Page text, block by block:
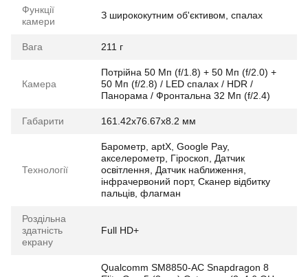
Функції
камери
З ширококутним об'єктивом, спалах
Вага 211 г
Камера
Потрійна 50 Мп (f/1.8) + 50 Мп (f/2.0) +
50 Мп (f/2.8) / LED спалах / HDR /
Панорама / Фронтальна 32 Мп (f/2.4)
Габарити 161.42x76.67x8.2 мм
Технології
Барометр, aptX, Google Pay,
акселерометр, Гіроскоп, Датчик
освітлення, Датчик наближення,
інфрачервоний порт, Сканер відбитку
пальців, флагман
Роздільна
здатність
екрану
Full HD+
Qualcomm SM8850-AC Snapdragon 8